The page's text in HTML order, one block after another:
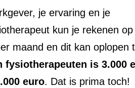
je ervaring en je
kun je rekenen op
maand en dit kan oplopen
is 3.000
euro. Dat is prima toch!